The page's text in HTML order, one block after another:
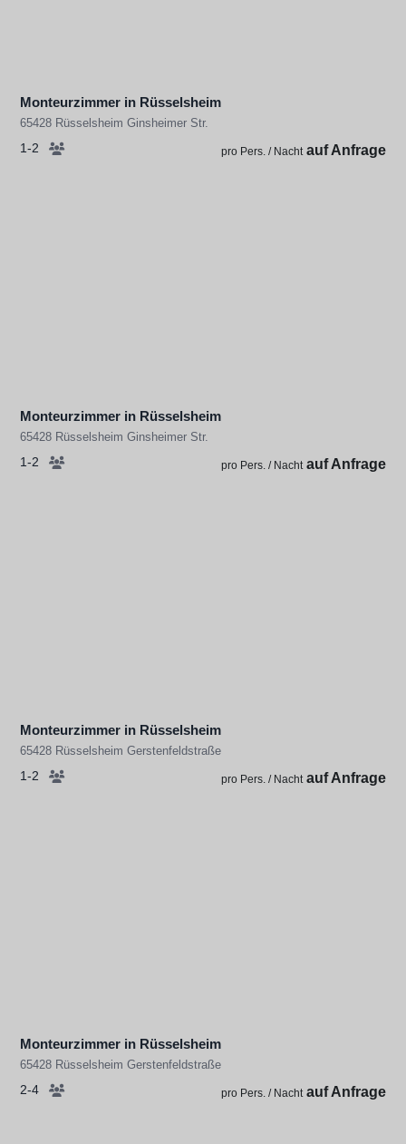
Monteurzimmer in Rüsselsheim
65428 Rüsselsheim Ginsheimer Str.
1-2 pro Pers. / Nacht auf Anfrage
Monteurzimmer in Rüsselsheim
65428 Rüsselsheim Ginsheimer Str.
1-2 pro Pers. / Nacht auf Anfrage
Monteurzimmer in Rüsselsheim
65428 Rüsselsheim Gerstenfeldstraße
1-2 pro Pers. / Nacht auf Anfrage
Monteurzimmer in Rüsselsheim
65428 Rüsselsheim Gerstenfeldstraße
2-4 pro Pers. / Nacht auf Anfrage